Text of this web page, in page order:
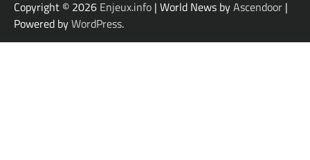
Copyright © 2026 Enjeux.info | World News byAscendoor |
Powered byWordPress.